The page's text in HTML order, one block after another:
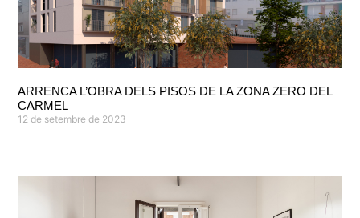
ARRENCA L’OBRA DELS PISOS DE LA ZONA ZERO DEL
CARMEL
12 de setembre de 2023